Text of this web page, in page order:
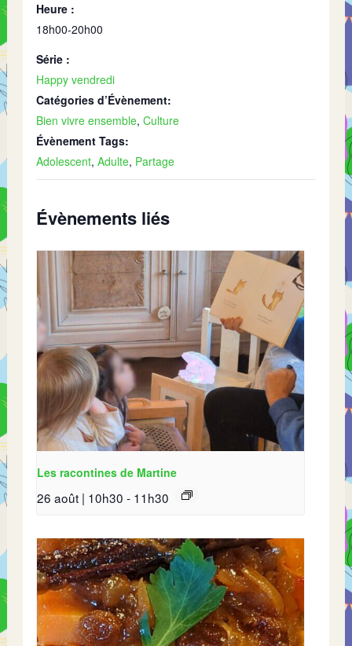
Heure :
18h00-20h00
Série :
Happy vendredi
Catégories d’Évènement:
Bien vivre ensemble,Culture
Évènement Tags:
Adolescent,Adulte, Partage
Évènements liés
Les racontines de Martine
26 août | 10h30 - 11h30